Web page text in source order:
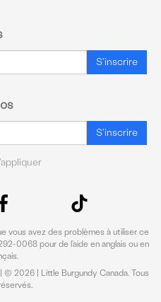
S'inscrire
S'inscrire
| © 2026 | Little Burgundy Canada. Tous
vous avez des problèmes à utiliser ce
0068 pour de l’aide en anglais ou en